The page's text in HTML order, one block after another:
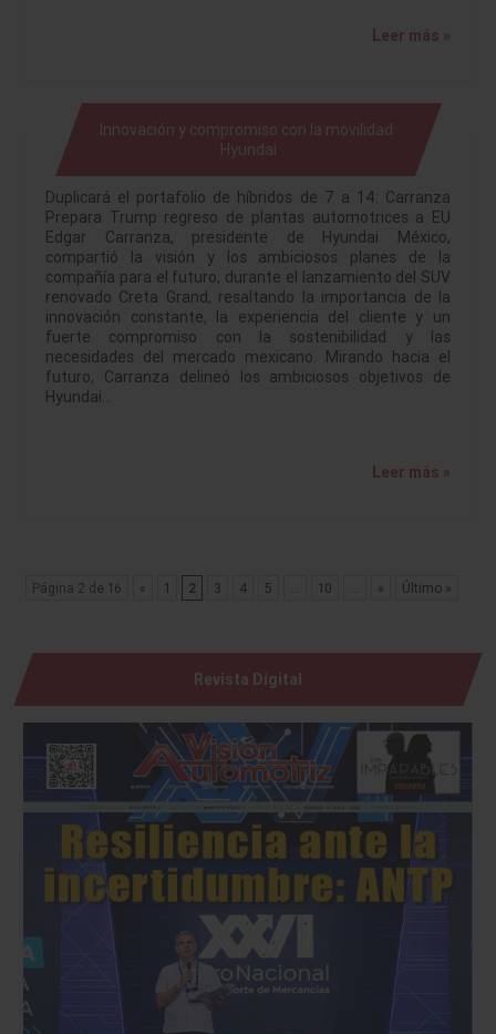
Leer más »
Innovación y compromiso con la movilidad:
Hyundai
Duplicará el portafolio de híbridos de 7 a 14: Carranza
Prepara Trump regreso de plantas automotrices a EU
Edgar Carranza, presidente de Hyundai México,
compartió la visión y los ambiciosos planes de la
compañía para el futuro, durante el lanzamiento del SUV
renovado Creta Grand, resaltando la importancia de la
innovación constante, la experiencia del cliente y un
fuerte compromiso con la sostenibilidad y las
necesidades del mercado mexicano. Mirando hacia el
futuro, Carranza delineó los ambiciosos objetivos de
Hyundai…
Leer más »
Página 2 de 16 « 1 2 3 4 5 10 » Último »
Revista Digital